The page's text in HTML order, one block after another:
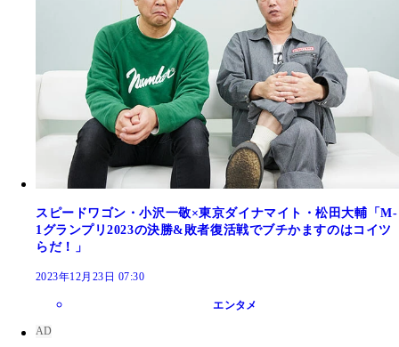
スピードワゴン・小沢一敬×東京ダイナマイト・松田大輔「M-
1グランプリ2023の決勝&敗者復活戦でブチかますのはコイツ
らだ！」
2023年12月23日 07:30
エンタメ